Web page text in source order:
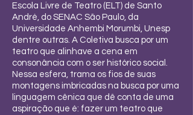
Escola Livre de Teatro (ELT) de Santo
André, do SENAC São Paulo, da
Universidade Anhembi Morumbi, Unesp
dentre outras. A Coletiva busca por um
teatro que alinhave a cena em
consonância com o ser histórico social.
Nessa esfera, trama os fios de suas
montagens imbricadas na busca por uma
linguagem cênica que dê conta de uma
aspiração que é: fazer um teatro que